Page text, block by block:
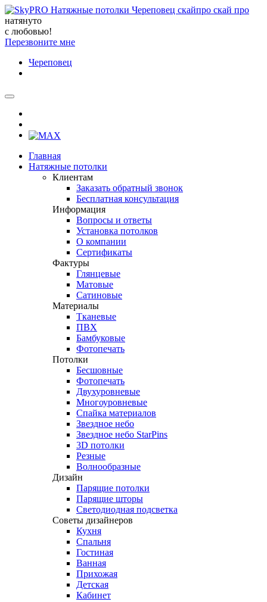
натянуто
с любовью!
Перезвоните мне
Череповец
Главная
Натяжные потолки
Клиентам
Заказать обратный звонок
Бесплатная консультация
Информация
Вопросы и ответы
Установка потолков
О компании
Сертификаты
Фактуры
Глянцевые
Матовые
Сатиновые
Материалы
Тканевые
ПВХ
Бамбуковые
Фотопечать
Потолки
Бесшовные
Фотопечать
Двухуровневые
Многоуровневые
Спайка материалов
Звездное небо
Звездное небо StarPins
3D потолки
Резные
Волнообразные
Дизайн
Парящие потолки
Парящие шторы
Светодиодная подсветка
Советы дизайнеров
Кухня
Спальня
Гостиная
Ванная
Прихожая
Детская
Кабинет